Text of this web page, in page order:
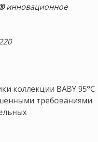
инновационное
коллекции BABY 95°C
требованиями